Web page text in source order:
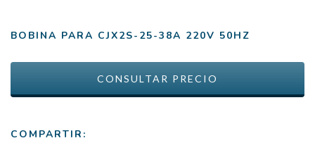
BOBINA PARA CJX2S-25-38A 220V 50HZ
COMPARTIR: